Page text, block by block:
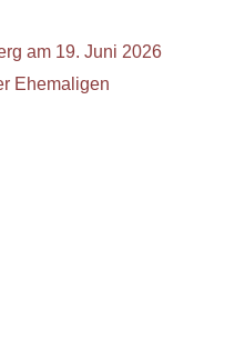
am 19. Juni 2026
Ehemaligen